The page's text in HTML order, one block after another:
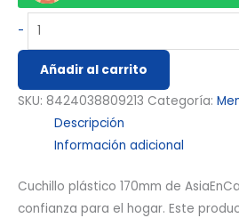
-
Añadir al carrito
SKU: 8424038809213 Categoría:
Descripción
Información adicional
Cuchillo plástico 170mm de
confianza para el hogar. Este